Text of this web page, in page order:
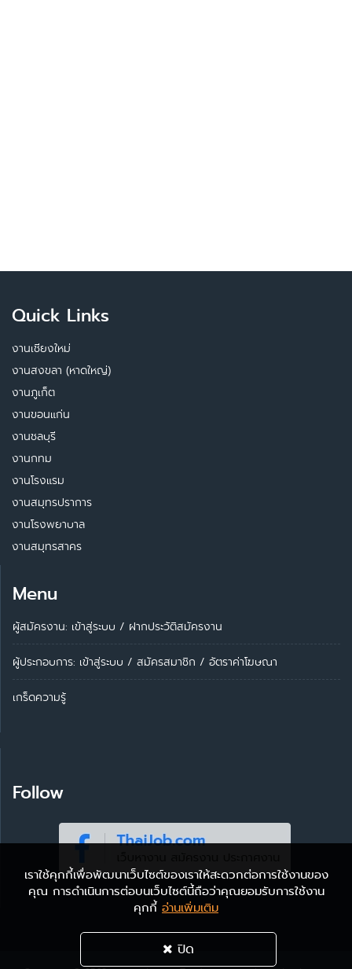
Quick Links
งานเชียงใหม่
งานสงขลา (หาดใหญ่)
งานภูเก็ต
งานขอนแก่น
งานชลบุรี
งานกทม
งานโรงแรม
งานสมุทรปราการ
งานโรงพยาบาล
งานสมุทรสาคร
Menu
ผู้สมัครงาน: เข้าสู่ระบบ / ฝากประวัติสมัครงาน
ผู้ประกอบการ: เข้าสู่ระบบ / สมัครสมาชิก / อัตราค่าโฆษณา
เกร็ดความรู้
Follow
เราใช้คุกกี้เพื่อพัฒนาเว็บไซต์ของเราให้สะดวกต่อการใช้งานของ
คุณ การดำเนินการต่อบนเว็บไซต์นี้ถือว่าคุณยอมรับการใช้งาน
คุกกี้ อ่านเพิ่มเติม
ปิด